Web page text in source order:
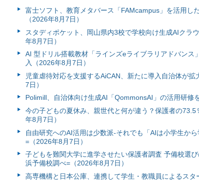
富⼠ソフト、教育メタバース「FAMcampus」を活用し
（2026年8月7日）
スタディポケット、岡山県内3校で学校向け生成AIクラ
年8月7日）
AI 型ドリル搭載教材「ラインズeライブラリアドバンス
入（2026年8月7日）
児童虐待対応を支援するAiCAN、新たに導入自治体が
7日）
Polimill、自治体向け生成AI「QommonsAI」の活用研修
今の子どもの夏休み、親世代と何が違う？保護者の
年8月7日）
自由研究へのAI活用は少数派-それでも「AIは小学生か
=（2026年8月7日）
子どもを難関大学に進学させたい保護者調査 予備校選
浜予備校調べ=（2026年8月7日）
高専機構と日本公庫、連携して学生・教職員によるスタ